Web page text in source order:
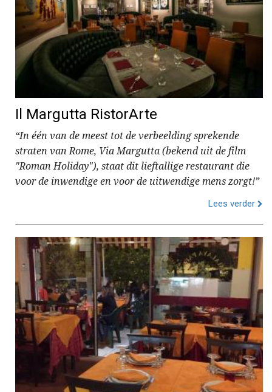
Il Margutta RistorArte
“In één van de meest tot de verbeelding sprekende
straten van Rome, Via Margutta (bekend uit de film
"Roman Holiday"), staat dit lieftallige restaurant die
voor de inwendige en voor de uitwendige mens zorgt!”
Lees verder